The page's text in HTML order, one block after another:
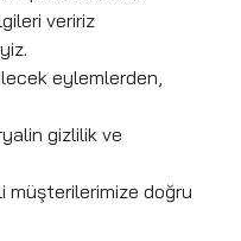
veririz
eylemlerden,
gizlilik ve
müşterilerimize doğru